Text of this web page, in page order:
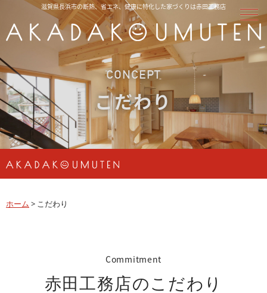
滋賀県長浜市の断熱、省エネ、健康に特化した家づくりは赤田工務店
CONCEPT
こだわり
ホーム > こだわり
Commitment
赤田工務店のこだわり